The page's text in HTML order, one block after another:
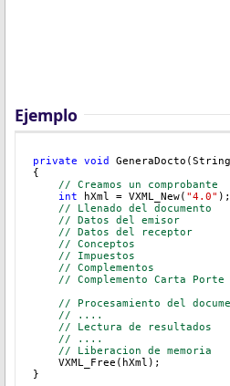
Ejemplo
private void
{
// Creamos un comprobante
int hXml = VXML_New( "4.0" );
// Llenado del documento
// Datos del emisor
// Datos del receptor
// Conceptos
    // Impuestos
// Complementos
// Complemento Carta Porte
// Procesamiento del
// ....
// Lectura de resultados
// ....
// Liberacion de memoria
    VXML_Free(hXml);
}